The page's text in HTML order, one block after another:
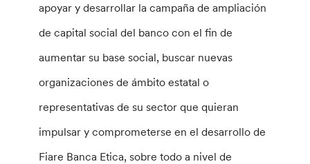
apoyar y desarrollar la campaña de ampliación
de capital social del banco con el fin de
aumentar su base social, buscar nuevas
organizaciones de ámbito estatal o
representativas de su sector que quieran
impulsar y comprometerse en el desarrollo de
Fiare Banca Etica, sobre todo a nivel de